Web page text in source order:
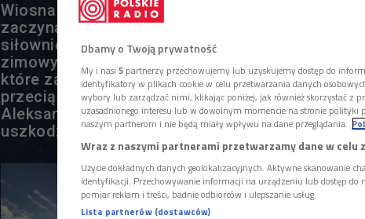
Wiosna dla wielu osób jest momentem powrotu
zaczynamy biegać, wracamy na rower,
siłownię albo po prostu próbujemy być bardziej
zimowych miesiącach. I właśnie wtedy bardzo
które zamiast satysfakcji z ruchu kończą się
przeciążeniem albo kontuzją. W Czwórce
Aleksandra Kłak-Dziemian mówi jak biegać, aby
uszkodzić.
Dbamy o Twoją prywatność
My i nasi 5 partnerzy przechowujemy lub uzyskujemy dostęp do
identyfikatory w plikach cookie w celu przetwarzania danych
wybory lub zarządzać nimi, klikając poniżej, jak również skorzystać z
uzasadnionego interesu lub w dowolnym momencie na stronie polityki
naszym partnerom i nie będą miały wpływu na dane przeglądania.
Wraz z naszymi partnerami przetwarzamy dane w celu
Użycie dokładnych danych geolokalizacyjnych. Aktywne skanowanie
identyfikacji. Przechowywanie informacji na urządzeniu lub dostęp do
pomiar reklam i treści, badnie odbiorców i ulepszanie usług.
Lista partnerów (dostawców)